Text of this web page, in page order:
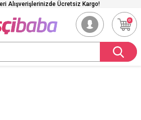
Alışverişlerinizde Ücretsiz Kargo!
0